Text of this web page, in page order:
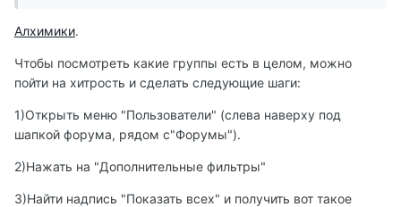
Алхимики.
Чтобы посмотреть какие группы есть в целом, можно
пойти на хитрость и сделать следующие шаги:
1)Открыть меню "Пользователи" (слева наверху под
шапкой форума, рядом с"Форумы").
2)Нажать на "Дополнительные фильтры"
3)Найти надпись "Показать всех" и получить вот такое